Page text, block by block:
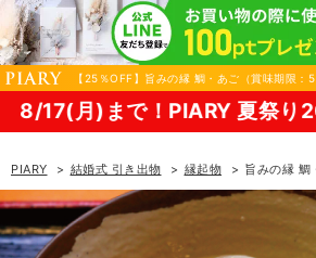
【25％OFF】旨みの縁 鯛・あご（賞味期限：
RY（ピアリー）
で！PIARY 夏祭り2026！
PIARY 結婚式 引き出物 縁起物
旨みの縁 鯛